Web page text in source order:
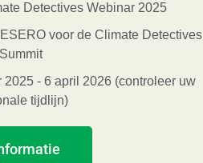
Detectives Webinar 2025
voor de Climate Detectives
Summit
- 6 april 2026 (controleer uw
tijdlijn)